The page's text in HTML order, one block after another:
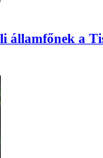
államfőnek a